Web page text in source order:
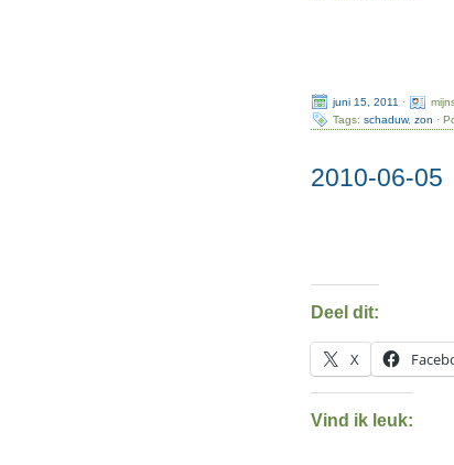
juni 15, 2011 ·
Tags:schaduw,zon ·
2010-06-05
Deel dit:
X
Vind ik leuk: